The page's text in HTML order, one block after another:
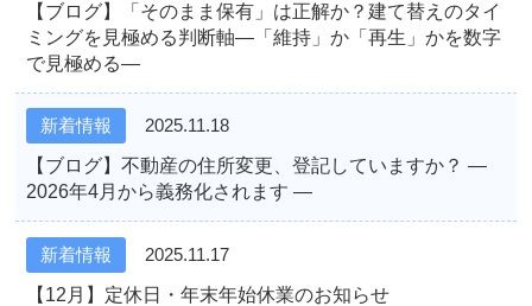
【ブログ】「そのまま保有」は正解か？建て替えのタイ
ミングを見極める判断軸―「維持」か「再生」かを数字
で見極める―
新着情報 2025.11.18
【ブログ】不動産の住所変更、登記していますか？ ―
2026年4月から義務化されます ―
新着情報 2025.11.17
【12月】定休日・年末年始休業のお知らせ